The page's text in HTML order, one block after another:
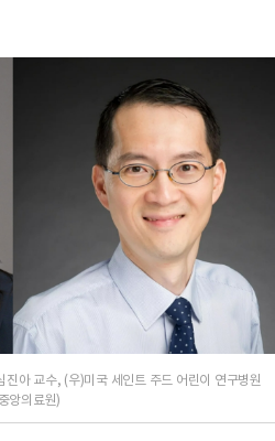
아 교수, (우)미국 세인트 주드 어린이 연구병원
앙의료원)